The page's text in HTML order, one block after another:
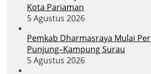
Kota Pariaman
5 Agustus 2026
Pemkab Dharmasraya Mulai
Punjung–Kampung Surau
5 Agustus 2026